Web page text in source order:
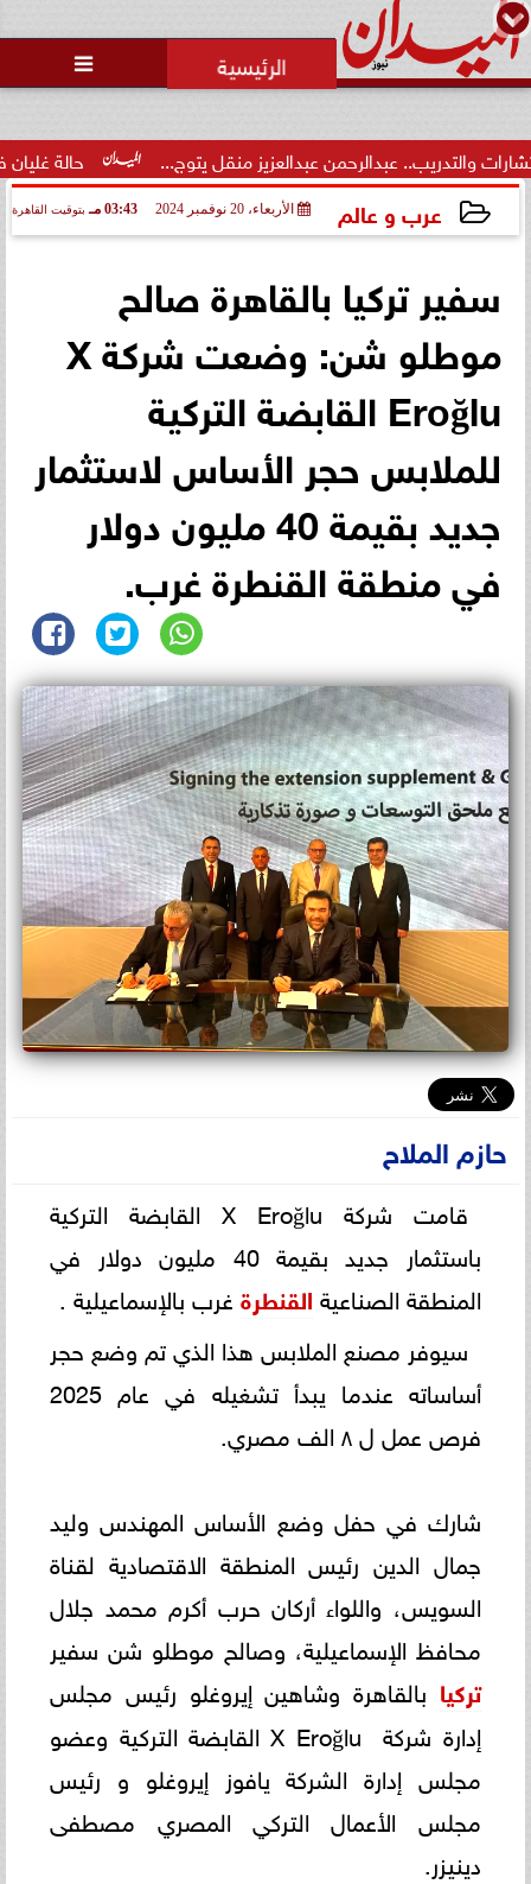

حالة غليان في نادي الشيخ زايد: عبدالعزيز منقل يتوج...
عرب و عالم الأربعاء، 20 نوفمبر 2024 03:43 مـ بتوقيت القاهرة
سفير تركيا بالقاهرة صالح
موطلو شن: وضعت شركة ‏X
Eroğlu‏ القابضة التركية
للملابس حجر الأساس لاستثمار
‏جديد ‏بقيمة 40 مليون دولار
في منطقة القنطرة غرب.‏
حازم الملاح
قامت شركة‎ X Eroğlu ‎القابضة‎ ‎التركية
باستثمار جديد بقيمة 40 مليون دولار في
المنطقة الصناعية القنطرة غرب ‏‏بالإسماعيلية‎. ‎‏ ‏
سيوفر مصنع الملابس هذا الذي تم وضع حجر
أساساته عندما يبدأ تشغيله في عام 2025
فرص عمل ل ٨ الف مصري.
شارك في حفل وضع الأساس المهندس وليد
جمال الدين رئيس المنطقة الاقتصادية لقناة
السويس، واللواء أركان حرب أكرم محمد ‏‏جلال
محافظ الإسماعيلية، وصالح موطلو شن سفير
تركيا بالقاهرة وشاهين إيروغلو رئيس مجلس
إدارة شركة ‎ X Eroğlu ‎‎القابضة‎ ‎التركية وعضو
مجلس إدارة الشركة يافوز إيروغلو و رئيس
مجلس الأعمال التركي المصري مصطفى
دينيزر. ‏
حالة غليان في نادي الشيخ زايد:
اتهامات للجنة المؤقتة بـ ”التواطؤ”